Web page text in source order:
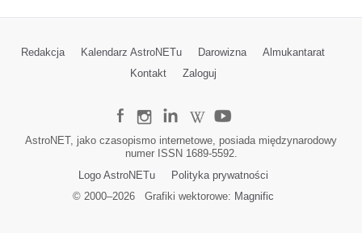
Redakcja Kalendarz AstroNETu Darowizna
Almukantarat
Kontakt
Zaloguj
AstroNET, jako czasopismo internetowe, posiada międzynarodowy
numer ISSN 1689-5592.
Logo AstroNETu
Polityka prywatności
© 2000–2026Grafiki wektorowe: Magnific